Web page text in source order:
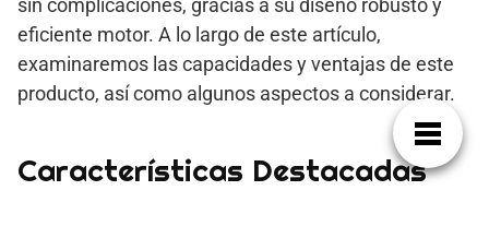
sin complicaciones, gracias a su diseño robusto y
eficiente motor. A lo largo de este artículo,
examinaremos las capacidades y ventajas de este
producto, así como algunos aspectos a considerar.
Características Destacadas